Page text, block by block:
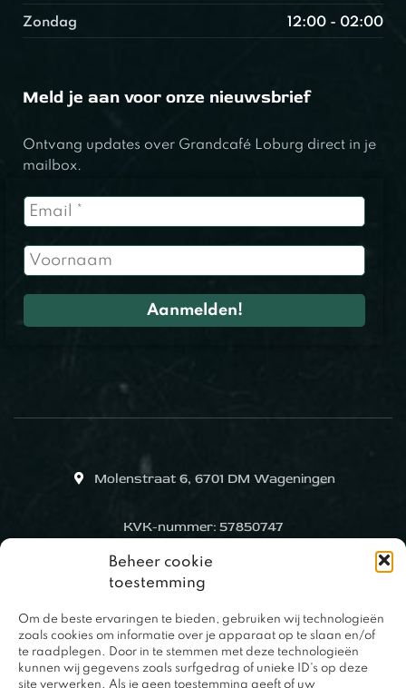
Beheer cookie
toestemming
Om de beste ervaringen te bieden, gebruiken wij technologieën
zoals cookies om informatie over je apparaat op te slaan en/of
te raadplegen. Door in te stemmen met deze technologieën
kunnen wij gegevens zoals surfgedrag of unieke ID's op deze
site verwerken. Als je geen toestemming geeft of uw
Zondag 12:00 - 02:00
Meld je aan voor onze nieuwsbrief
Ontvang updates over Grandcafé Loburg direct in je
mailbox.
Molenstraat 6, 6701 DM Wageningen
KVK-nummer: 57850747